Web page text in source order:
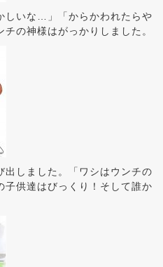
しいな…」「からかわれたらや
の神様はがっかりしました。
出しました。「ワシはウンチの
供達はびっくり！そして誰か